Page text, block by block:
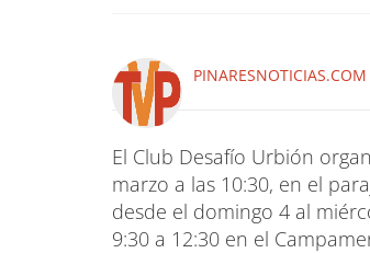
PINARESNOTICIAS.COM
El Club Desafío Urbión
marzo a las 10:30, en el
desde el domingo 4 al
9:30 a 12:30 en el